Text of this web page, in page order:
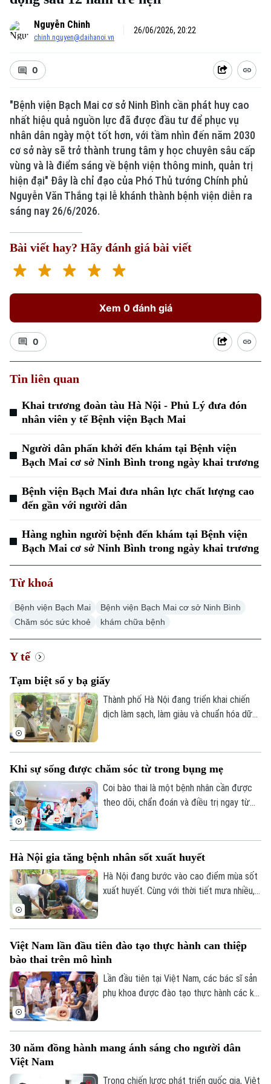
Xu hướng
Chuyên mục
Thời sự
Hà Nội
Hà Nội
Nguyễn Chinh
chinh.nguyen@daihanoi.vn
26/06/2026, 20:22
0
"Bệnh viện Bạch Mai cơ sở Ninh Bình cần phát huy cao
nhất hiệu quả nguồn lực đã được đầu tư để phục vụ
nhân dân ngày một tốt hơn, với tầm nhìn đến năm 2030
cơ sở này sẽ trở thành trung tâm y học chuyên sâu cấp
vùng và là điểm sáng về bệnh viện thông minh, quản trị
hiện đại" Đây là chỉ đạo của Phó Thủ tướng Chính phủ
Nguyễn Văn Thắng tại lễ khánh thành bệnh viện diễn ra
sáng nay 26/6/2026.
Bài viết hay? Hãy đánh giá bài viết
Xem 0 đánh giá
0
Tin liên quan
Khai trương đoàn tàu Hà Nội - Phủ Lý đưa đón
nhân viên y tế Bệnh viện Bạch Mai
Người dân phấn khởi đến khám tại Bệnh viện
Bạch Mai cơ sở Ninh Bình trong ngày khai trương
Bệnh viện Bạch Mai đưa nhân lực chất lượng cao
đến gần với người dân
Hàng nghìn người bệnh đến khám tại Bệnh viện
Bạch Mai cơ sở Ninh Bình trong ngày khai trương
Từ khoá
Bệnh viện Bạch Mai
Bệnh viện Bạch Mai cơ sở Ninh Bình
Chăm sóc sức khoẻ
khám chữa bệnh
Y tế
Tạm biệt sổ y bạ giấy
Thành phố Hà Nội đang triển khai chiến
dịch làm sạch, làm giàu và chuẩn hóa dữ
ngày 15 tháng 10 năm 2026, mỗi người
dân trên địa bàn thành phố đều có một
Sổ sức khỏe điện tử.
Khi sự sống được chăm sóc từ trong bụng mẹ
Coi bào thai là một bệnh nhân cần được
theo dõi, chẩn đoán và điều trị ngay từ
mạnh tại Hội thảo quốc tế "Y học bào
thai: Từ chẩn đoán trước sinh đến điều trị
can thiệp bào thai đa chuyên ngành", diễn
Hà Nội gia tăng bệnh nhân sốt xuất huyết
Hà Nội đang bước vào cao điểm mùa sốt
xuất huyết. Cùng với thời tiết mưa nhiều,
đồng không chủ động thực hiện các biện
pháp phòng, chống.
Việt Nam lần đầu tiên đào tạo thực hành can thiệp
bào thai trên mô hình
Lần đầu tiên tại Việt Nam, các bác sĩ sản
phụ khoa được đào tạo thực hành các kỹ
thế giới. Hoạt động diễn ra trong khuôn
2026.
30 năm đồng hành mang ánh sáng cho người dân
Việt Nam
Trong chiến lược phát triển quốc gia, Việt